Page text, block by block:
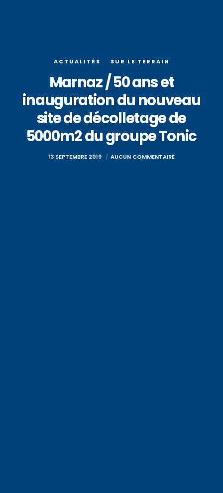
ACTUALITÉS SUR LE TERRAIN
Marnaz / 50 ans et
inauguration du nouveau
site de décolletage de
5000m2 du groupe Tonic
13 SEPTEMBRE 2019 AUCUN COMMENTAIRE